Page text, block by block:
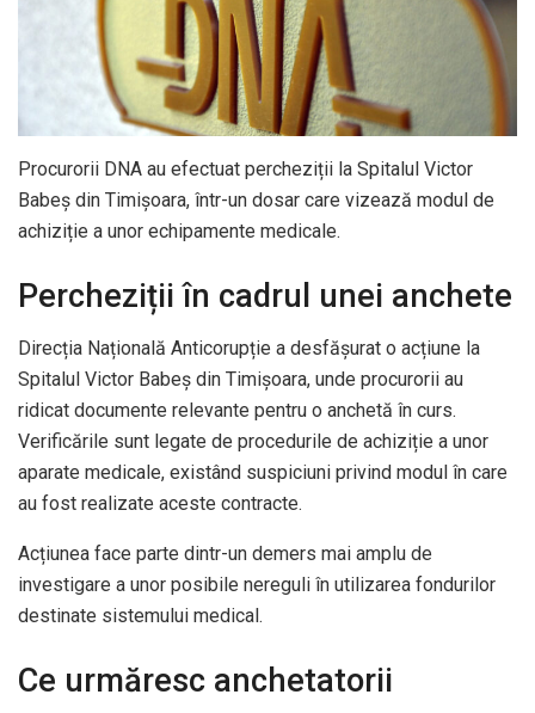
Procurorii DNA au efectuat percheziții la Spitalul Victor
Babeș din Timișoara, într-un dosar care vizează modul de
achiziție a unor echipamente medicale.
Percheziții în cadrul unei anchete
Direcția Națională Anticorupție a desfășurat o acțiune la
Spitalul Victor Babeș din Timișoara, unde procurorii au
ridicat documente relevante pentru o anchetă în curs.
Verificările sunt legate de procedurile de achiziție a unor
aparate medicale, existând suspiciuni privind modul în care
au fost realizate aceste contracte.
Acțiunea face parte dintr-un demers mai amplu de
investigare a unor posibile nereguli în utilizarea fondurilor
destinate sistemului medical.
Ce urmăresc anchetatorii